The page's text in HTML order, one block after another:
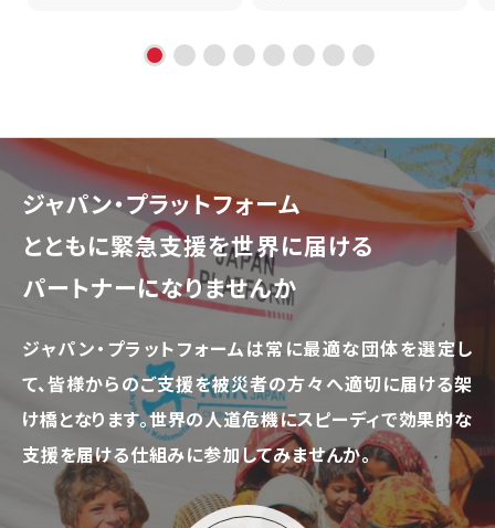
ジャパン・プラットフォーム
とともに緊急支援を世界に届ける
パートナーになりませんか
ジャパン・プラットフォームは常に最適な団体を選定し
て、皆様からのご支援を被災者の方々へ適切に届ける架
け橋となります。世界の人道危機にスピーディで効果的な
支援を届ける仕組みに参加してみませんか。